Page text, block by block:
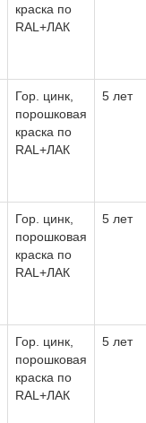
краска по
RAL+ЛАК
Гор. цинк,
порошковая
краска по
RAL+ЛАК
5 лет
Гор. цинк,
порошковая
краска по
RAL+ЛАК
5 лет
Гор. цинк,
порошковая
краска по
RAL+ЛАК
5 лет